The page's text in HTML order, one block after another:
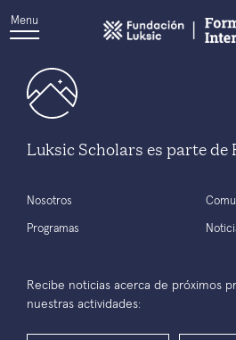
Menu
Luksic Scholars es parte de
Nosotros
Programas
Recibe noticias acerca de próximos
nuestras actividades: